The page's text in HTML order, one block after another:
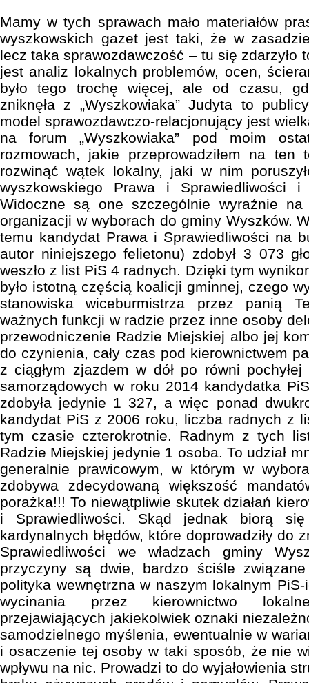
Mamy w tych sprawach mało materiałów
wyszkowskich gazet jest taki, że w
lecz taka sprawozdawczość – tu się zdarzyło
jest analiz lokalnych problemów, ocen,
było tego trochę więcej, ale od czasu,
zniknęła z „Wyszkowiaka” Judyta to
model sprawozdawczo-relacjonujący jest
na forum „Wyszkowiaka” pod moim
rozmowach, jakie przeprowadziłem na ten
rozwinąć wątek lokalny, jaki w nim
wyszkowskiego Prawa i Sprawiedliwości i
Widoczne są one szczególnie wyraźnie na
organizacji w wyborach do gminy Wyszków.
temu kandydat Prawa i Sprawiedliwości na
autor niniejszego felietonu) zdobył 3 073
weszło z list PiS 4 radnych. Dzięki tym
było istotną częścią koalicji gminnej, czego
stanowiska wiceburmistrza przez panią
ważnych funkcji w radzie przez inne osoby
przewodniczenie Radzie Miejskiej albo jej
do czynienia, cały czas pod kierownictwem
z ciągłym zjazdem w dół po równi
samorządowych w roku 2014 kandydatka
zdobyła jedynie 1 327, a więc ponad
kandydat PiS z 2006 roku, liczba radnych z
tym czasie czterokrotnie. Radnym z tych
Radzie Miejskiej jedynie 1 osoba. To udział
generalnie prawicowym, w którym w
zdobywa zdecydowaną większość
porażka!!! To niewątpliwie skutek działań
i Sprawiedliwości. Skąd jednak biorą
kardynalnych błędów, które doprowadziły do
Sprawiedliwości we władzach gminy
przyczyny są dwie, bardzo ściśle
polityka wewnętrzna w naszym lokalnym
wycinania przez kierownictwo
przejawiających jakiekolwiek oznaki
samodzielnego myślenia, ewentualnie w
i osaczenie tej osoby w taki sposób, że nie
wpływu na nic. Prowadzi to do wyjałowienia